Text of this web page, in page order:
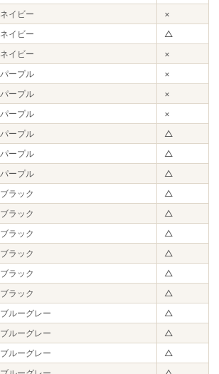
ネイビー
×
ネイビー
△
ネイビー
×
パープル
×
パープル
×
パープル
×
パープル
△
パープル
△
パープル
△
ブラック
△
ブラック
△
ブラック
△
ブラック
△
ブラック
△
ブラック
△
ブルーグレー
△
ブルーグレー
△
ブルーグレー
△